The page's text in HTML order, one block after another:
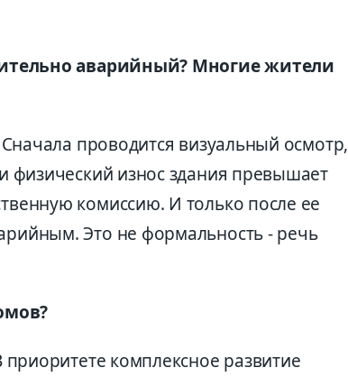
аварийный? Многие жители
проводится визуальный осмотр,
физический износ здания превышает
комиссию. И только после ее
Это не формальность - речь
комплексное развитие